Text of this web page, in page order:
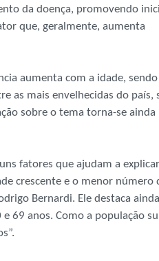
da doença, promovendo
que, geralmente, aumenta
aumenta com a idade,
as mais envelhecidas do país,
sobre o tema torna-se
fatores que ajudam a
crescente e o menor número
Bernardi. Ele destaca
69 anos. Como a população